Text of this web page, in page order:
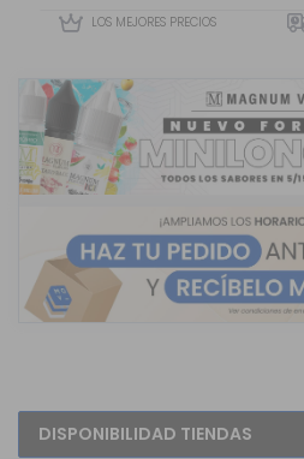
LOS MEJORES PRECIOS
DISPONIBILIDAD TIENDAS